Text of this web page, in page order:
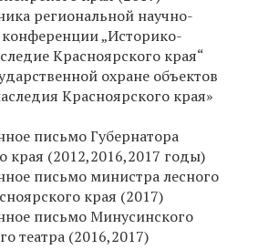
региональной научно-
„Историко-
Красноярского края“
охране объектов
Красноярского края»
письмо Губернатора
края (2012,2016,2017 годы)
письмо министра лесного
края (2017)
письмо Минусинского
театра (2016,2017)